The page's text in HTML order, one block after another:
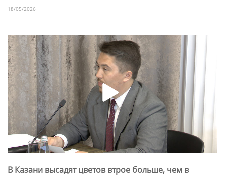
18/05/2026
В Казани высадят цветов втрое больше, чем в